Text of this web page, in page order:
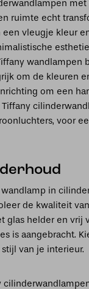
ruimte echt
vleugje kleur
wandlampen
om de kleuren
om een
voor
in
de kwaliteit
glas helder en vrij
is aangebracht.
van je interieur.